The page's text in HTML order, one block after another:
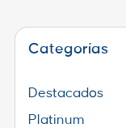
Categorías
Destacados
Platinum